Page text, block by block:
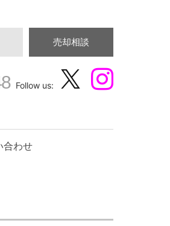
売却相談
Follow us:
合わせ